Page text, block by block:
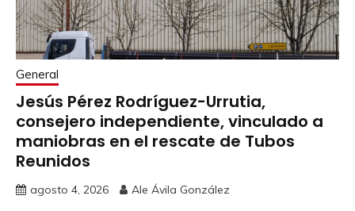
General
Jesús Pérez Rodríguez-Urrutia,
consejero independiente, vinculado a
maniobras en el rescate de Tubos
Reunidos
agosto 4, 2026 Ale Ávila González